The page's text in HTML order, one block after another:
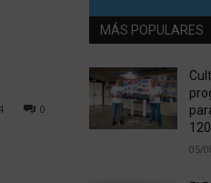
0
MÁS POPULARES
05/